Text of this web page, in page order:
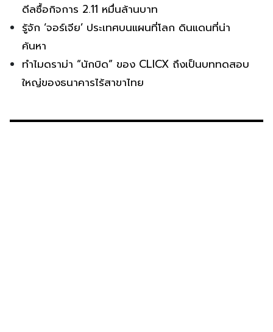
ดีลซื้อกิจการ 2.11 หมื่นล้านบาท
รู้จัก ‘จอร์เจีย’ ประเทศบนแผนที่โลก ดินแดนที่น่า
ค้นหา
ทำไมดราม่า “นักบิด” ของ CLICX ถึงเป็นบททดสอบ
ใหญ่ของธนาคารไร้สาขาไทย